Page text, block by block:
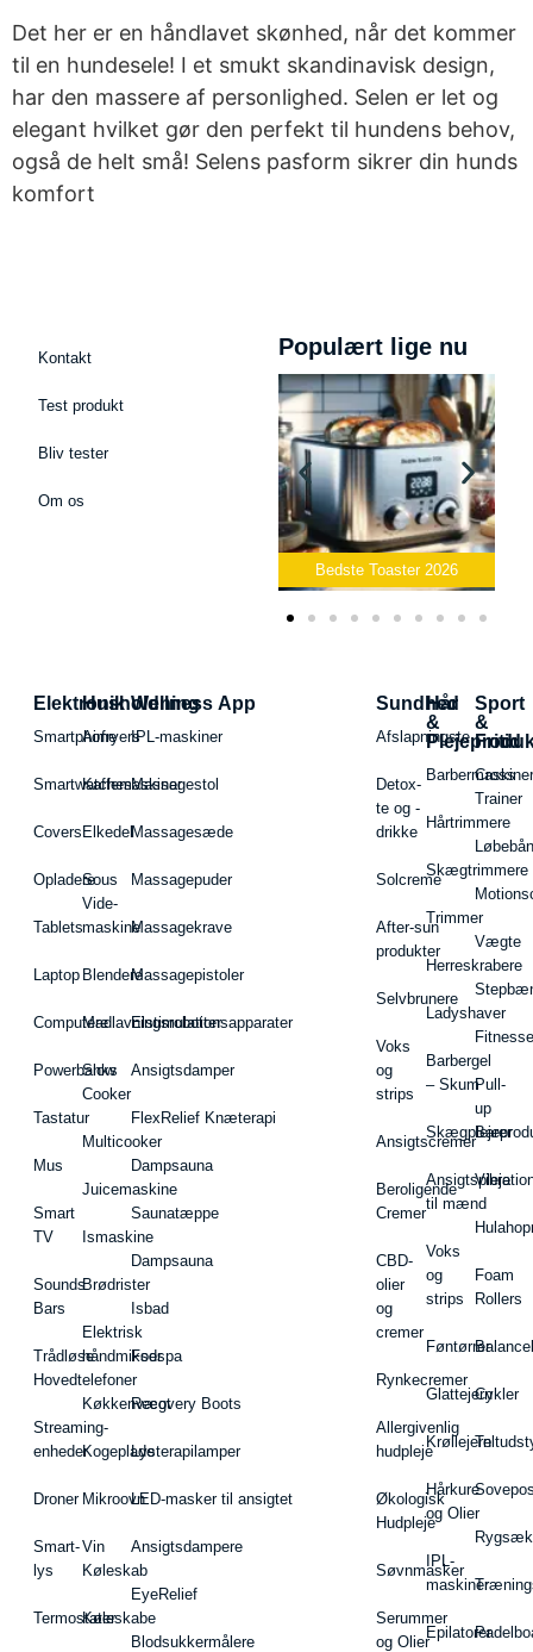
Det her er en håndlavet skønhed, når det kommer
til en hundesele! I et smukt skandinavisk design,
har den massere af personlighed. Selen er let og
elegant hvilket gør den perfekt til hundens behov,
også de helt små! Selens pasform sikrer din hunds
komfort
Kontakt
Test produkt
Bliv tester
Om os
Populært lige nu
Bedste Toaster 2026
Elektronik
Smartphone
Smartwatches
Covers
Opladere
Tablets
Laptop
Computere
Powerbanks
Tastatur
Mus
Smart
TV
Sounds
Bars
Trådløse
Hovedtelefoner
Streaming-
enheder
Droner
Smart-
lys
Termostater
Husholdning
Airfryers
Kaffemaskiner
Elkedel
Sous
Vide-
maskine
Blendere
Madlavningsrobotter
Slow
Cooker
Multicooker
Juicemaskine
Ismaskine
Brødrister
Elektrisk
håndmikser
Køkkenvægt
Kogeplade
Mikroovn
Vin
Køleskab
Køleskabe
Wellness App
IPL-maskiner
Massagestol
Massagesæde
Massagepuder
Massagekrave
Massagepistoler
Elstimulationsapparater
Ansigtsdamper
FlexRelief Knæterapi
Dampsauna
Saunatæppe
Dampsauna
Isbad
Fodspa
Recovery Boots
Lysterapilamper
LED-masker til ansigtet
Ansigtsdampere
EyeRelief
Blodsukkermålere
Sundhed
Afslapningste
Detox-
te og -
drikke
Solcreme
After-sun
produkter
Selvbrunere
Voks
og
strips
Ansigtscremer
Beroligende
Cremer
CBD-
olier
og
cremer
Rynkecremer
Allergivenlig
hudpleje
Økologisk
Hudpleje
Søvnmasker
Serummer
og Olier
Hår
&
Hårtrimmere
Skægtrimmere
Trimmer
Herreskrabere
Ladyshaver
Barbergel
– Skum
Ansigtspleje
til mænd
Voks
og
strips
Føntørrer
Glattejern
Krøllejern
Hårkure
og Olier
IPL-
maskiner
Epilatorer
Sport
&
Fritid
Cross
Trainer
Vægte
Pull-
up
Barer
Foam
Rollers
Cykler